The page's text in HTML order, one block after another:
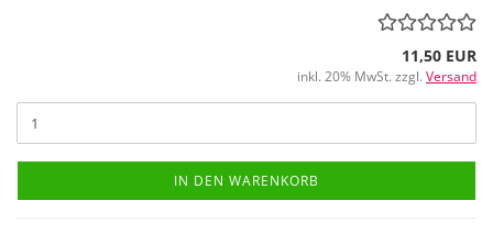
11,50 EUR
inkl. 20% MwSt. zzgl. Versand
IN DEN WARENKORB